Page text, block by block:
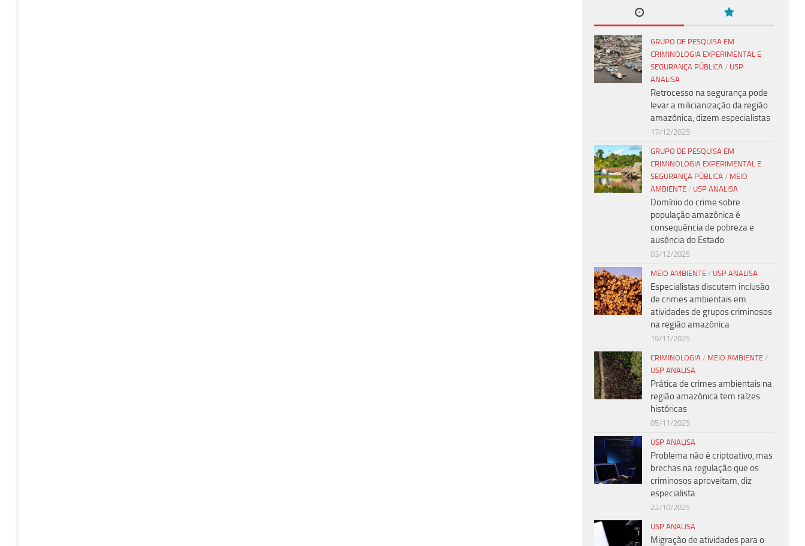
GRUPO DE PESQUISA EM
CRIMINOLOGIA EXPERIMENTAL E
SEGURANÇA PÚBLICA / USP
ANALISA
Retrocesso na segurança pode
levar a milicianização da região
amazônica, dizem especialistas
17/12/2025
GRUPO DE PESQUISA EM
CRIMINOLOGIA EXPERIMENTAL E
SEGURANÇA PÚBLICA / MEIO
AMBIENTE / USP ANALISA
Domínio do crime sobre
população amazônica é
consequência de pobreza e
ausência do Estado
03/12/2025
MEIO AMBIENTE / USP ANALISA
Especialistas discutem inclusão
de crimes ambientais em
atividades de grupos criminosos
na região amazônica
19/11/2025
CRIMINOLOGIA / MEIO AMBIENTE /
USP ANALISA
Prática de crimes ambientais na
região amazônica tem raízes
históricas
05/11/2025
USP ANALISA
Problema não é criptoativo, mas
brechas na regulação que os
criminosos aproveitam, diz
especialista
22/10/2025
USP ANALISA
Migração de atividades para o